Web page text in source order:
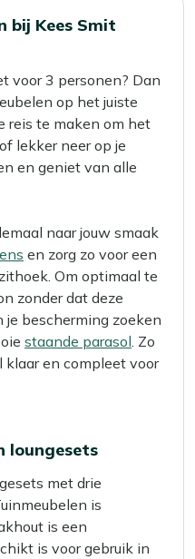
bij Kees Smit
voor 3 personen? Dan
op het juiste
reis te maken om het
lekker neer op je
en geniet van alle
naar jouw smaak
en zorg zo voor een
Om optimaal te
zonder dat deze
bescherming zoeken
staande parasol. Zo
klaar en compleet voor
loungesets
met drie
is
is een
is voor gebruik in